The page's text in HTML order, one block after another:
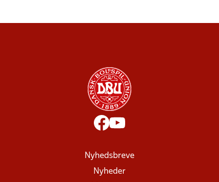
Nyhedsbreve
Nyheder